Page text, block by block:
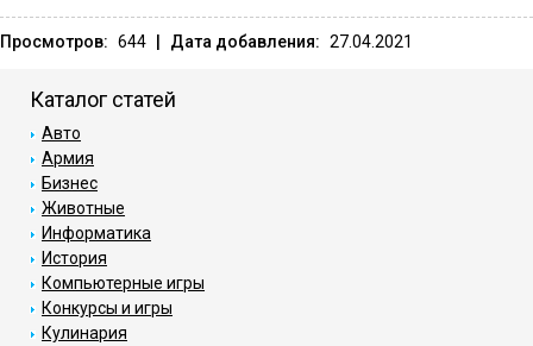
Просмотров: 644 Дата добавления: 27.04.2021
Каталог статей
Авто
Армия
Бизнес
Животные
Информатика
История
Компьютерные игры
Конкурсы и игры
Кулинария